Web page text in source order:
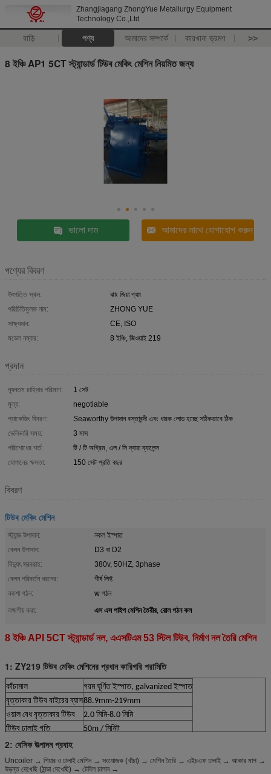
Zhangjiagang ZhongYue Metallurgy Equipment
Technology Co.,Ltd
বাড়ি পণ্য আমাদের সম্পর্কে কারখানা ভ্রমণ >>
8 ইঞ্চি AP1 5CT স্ট্যান্ডার্ড টিউব মেকিং মেশিন নিয়মিত জন্য
ভালো দাম আমাদের সাথে যোগাযোগ করুন
পণ্যের বিবরণ
উৎপত্তি স্থল:
ঝাং জিয়া গ্যাং
পরিচিতিমুলক নাম:
ZHONG YUE
সাক্ষ্যদান:
CE, ISO
মডেল নম্বার:
8 ইঞ্চি, জিওয়াই 219
প্রদান
ন্যূনতম চাহিদার পরিমাণ:
1 সেট
মূল্য:
negotiable
প্যাকেজিং বিবরণ:
Seaworthy উপাদান বস্তাবন্দী এবং ধারক লোড হচ্ছে সঠিকভাবে ঠিক
ডেলিভারি সময়:
3 মাস
পরিশোধের শর্ত:
টি / টি অগ্রিম, এল / সি দ্বারা ব্যালেন্স
যোগানের ক্ষমতা:
150 সেট প্রতি বছর
বিবরণ
টিউব মেকিং মেশিন
স্ট্যান্ড উপাদান:
নকল ইস্পাত
বেলন উপাদান:
D3 বা D2
বিদ্যুৎ সরবরাহ:
380v, 50HZ, 3phase
বেলন পরিবর্তন ধরনের:
শীর্ষ লিফ্ট
নকশা গঠন:
w গঠন
লক্ষণীয় করা:
এস এস পাইপ মেশিন তৈরীর, রোল গঠন কল
8 ইঞ্চি API 5CT স্ট্যান্ডার্ড নল, এএসটিএম 53 স্টিল টিউব, নির্মাণ নল তৈরি মেশিন
1: ZY219 টিউব মেকিং মেশিনের প্রধান কারিগরি পরামিতি
কাঁচামাল
গরম ঘূর্ণিত ইস্পাত, galvanized ইস্পাত
বৃত্তাকার টিউব বাইরের ব্যাস88.9mm-219mm
ওয়াল বেধ বৃত্তাকার টিউব
2.0 মিমি-8.0 মিমি
টিউব ঢালাই গতি
50m / মিনিট
2: বেসিক উত্পাদন প্রবাহ
Uncoiler → শিয়ার ও ঢালাই মেশিন → সংযোজক (খাঁচা) → মেশিন তৈরি → এইচএফ ঢালাই → আকার মাপ →
উড়ন্ত দেখেছি (ঠান্ডা দেখেছি) → টেবিল চালান →